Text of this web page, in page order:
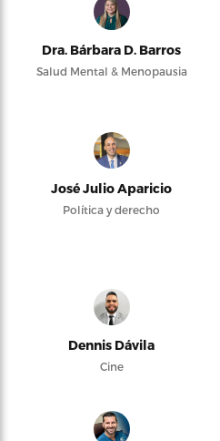
Dra. Bárbara D. Barros
Salud Mental & Menopausia
José Julio Aparicio
Política y derecho
Dennis Dávila
Cine